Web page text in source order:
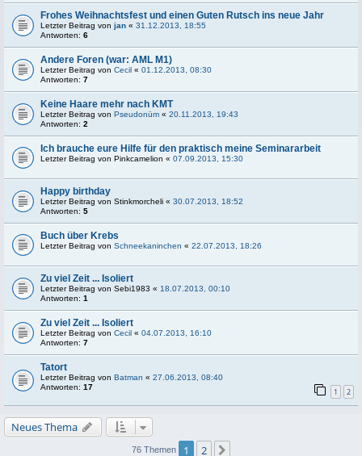
Frohes Weihnachtsfest und einen Guten Rutsch ins neue Jahr
Letzter Beitrag von jan « 31.12.2013, 18:55
Antworten: 6
Andere Foren (war: AML M1)
Letzter Beitrag von Cecil « 01.12.2013, 08:30
Antworten: 7
Keine Haare mehr nach KMT
Letzter Beitrag von Pseudonüm « 20.11.2013, 19:43
Antworten: 2
Ich brauche eure Hilfe für den praktisch meine Seminararbeit
Letzter Beitrag von Pinkcamelion « 07.09.2013, 15:30
Happy birthday
Letzter Beitrag von Stinkmorcheli « 30.07.2013, 18:52
Antworten: 5
Buch über Krebs
Letzter Beitrag von Schneekaninchen « 22.07.2013, 18:26
Zu viel Zeit ... Isoliert
Letzter Beitrag von Sebi1983 « 18.07.2013, 00:10
Antworten: 1
Zu viel Zeit ... Isoliert
Letzter Beitrag von Cecil « 04.07.2013, 16:10
Antworten: 7
Tatort
Letzter Beitrag von Batman « 27.06.2013, 08:40
Antworten: 17 1 2
Neues Thema
76 Themen 1 2